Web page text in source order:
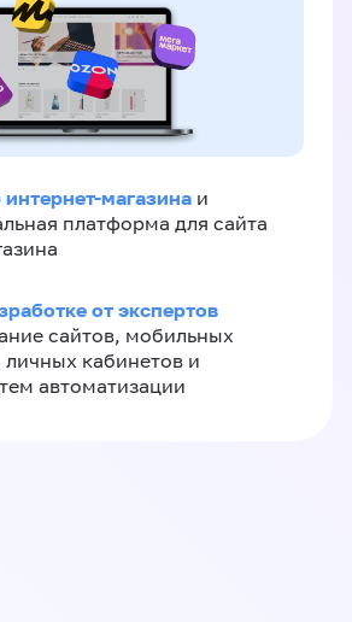
магазина и
платформа для сайта
от экспертов
сайтов, мобильных
кабинетов и
автоматизации